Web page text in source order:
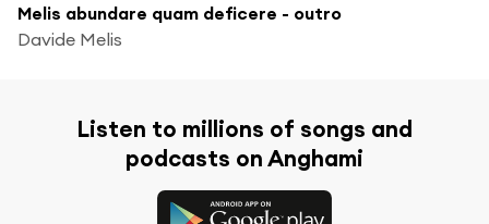
Melis abundare quam deficere - outro
Davide Melis
Listen to millions of songs and
podcasts on Anghami